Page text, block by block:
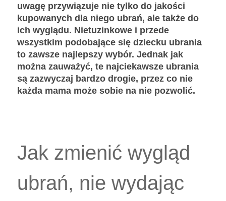
uwagę przywiązuje nie tylko do jakości
kupowanych dla niego ubrań, ale także do
ich wyglądu. Nietuzinkowe i przede
wszystkim podobające się dziecku ubrania
to zawsze najlepszy wybór. Jednak jak
można zauważyć, te najciekawsze ubrania
są zazwyczaj bardzo drogie, przez co nie
każda mama może sobie na nie pozwolić.
Jak zmienić wygląd
ubrań, nie wydając